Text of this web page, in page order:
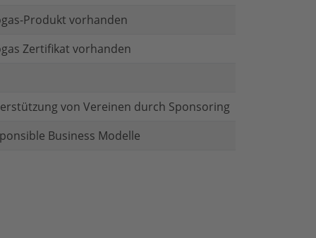
Produkt vorhanden
Zertifikat vorhanden
von Vereinen durch Sponsoring
Business Modelle